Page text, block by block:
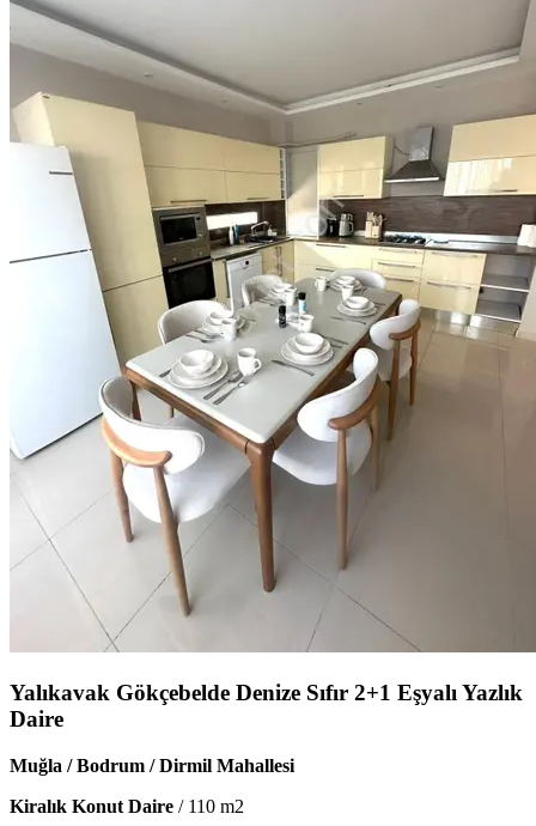
Yalıkavak Gökçebelde Denize Sıfır 2+1 Eşyalı Yazlık
Daire
Muğla / Bodrum / Dirmil Mahallesi
Kiralık Konut Daire / 110 m2